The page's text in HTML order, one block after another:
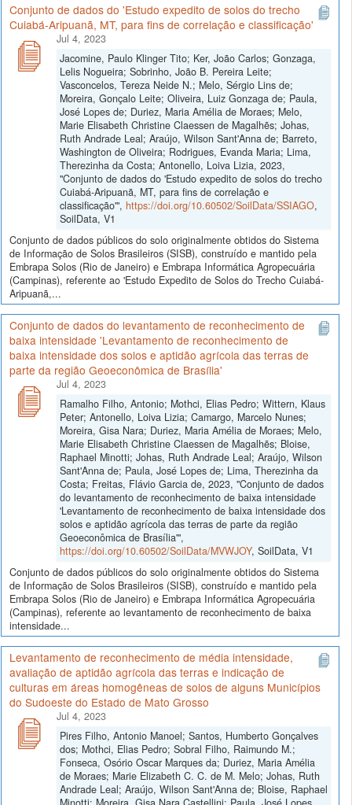
Conjunto de dados do 'Estudo expedito de solos do trecho
Cuiabá-Aripuanã, MT, para fins de correlação e classificação'
Jul 4, 2023
Jacomine, Paulo Klinger Tito; Ker, João Carlos; Gonzaga,
Lelis Nogueira; Sobrinho, João B. Pereira Leite;
Vasconcelos, Tereza Neide N.; Melo, Sérgio Lins de;
Moreira, Gonçalo Leite; Oliveira, Luiz Gonzaga de; Paula,
José Lopes de; Duriez, Maria Amélia de Moraes; Melo,
Marie Elisabeth Christine Claessen de Magalhẽs; Johas,
Ruth Andrade Leal; Araújo, Wilson Sant'Anna de; Barreto,
Washington de Oliveira; Rodrigues, Evanda Maria; Lima,
Therezinha da Costa; Antonello, Loiva Lizia, 2023,
"Conjunto de dados do 'Estudo expedito de solos do trecho
Cuiabá-Aripuanã, MT, para fins de correlação e
classificação'", https://doi.org/10.60502/SoilData/SSIAGO,
SoilData, V1
Conjunto de dados públicos do solo originalmente obtidos do Sistema
de Informação de Solos Brasileiros (SISB), construído e mantido pela
Embrapa Solos (Rio de Janeiro) e Embrapa Informática Agropecuária
(Campinas), referente ao 'Estudo Expedito de Solos do Trecho Cuiabá-
Aripuanã,...
Conjunto de dados do levantamento de reconhecimento de
baixa intensidade 'Levantamento de reconhecimento de
baixa intensidade dos solos e aptidão agrícola das terras de
parte da região Geoeconômica de Brasília'
Jul 4, 2023
Ramalho Filho, Antonio; Mothci, Elias Pedro; Wittern, Klaus
Peter; Antonello, Loiva Lizia; Camargo, Marcelo Nunes;
Moreira, Gisa Nara; Duriez, Maria Amélia de Moraes; Melo,
Marie Elisabeth Christine Claessen de Magalhẽs; Bloise,
Raphael Minotti; Johas, Ruth Andrade Leal; Araújo, Wilson
Sant'Anna de; Paula, José Lopes de; Lima, Therezinha da
Costa; Freitas, Flávio Garcia de, 2023, "Conjunto de dados
do levantamento de reconhecimento de baixa intensidade
'Levantamento de reconhecimento de baixa intensidade dos
solos e aptidão agrícola das terras de parte da região
Geoeconômica de Brasília'",
https://doi.org/10.60502/SoilData/MVWJOY, SoilData, V1
Conjunto de dados públicos do solo originalmente obtidos do Sistema
de Informação de Solos Brasileiros (SISB), construído e mantido pela
Embrapa Solos (Rio de Janeiro) e Embrapa Informática Agropecuária
(Campinas), referente ao levantamento de reconhecimento de baixa
intensidade...
Levantamento de reconhecimento de média intensidade,
avaliação de aptidão agrícola das terras e indicação de
culturas em áreas homogêneas de solos de alguns Municípios
do Sudoeste do Estado de Mato Grosso
Jul 4, 2023
Pires Filho, Antonio Manoel; Santos, Humberto Gonçalves
dos; Mothci, Elias Pedro; Sobral Filho, Raimundo M.;
Fonseca, Osório Oscar Marques da; Duriez, Maria Amélia
de Moraes; Marie Elizabeth C. C. de M. Melo; Johas, Ruth
Andrade Leal; Araújo, Wilson Sant'Anna de; Bloise, Raphael